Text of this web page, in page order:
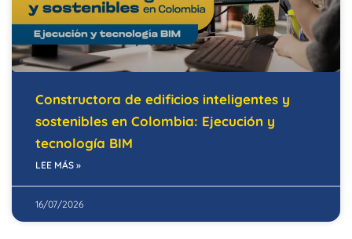
Constructora de edificios inteligentes y
sostenibles en Colombia: Ejecución y
tecnología BIM
LEE MÁS »
16/07/2026